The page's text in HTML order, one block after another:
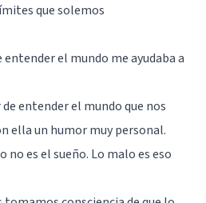
que solemos
el mundo me ayudaba a
entender el mundo que nos
ella un humor muy personal.
no es el sueño. Lo malo es eso